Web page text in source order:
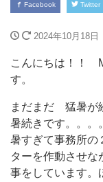
Facebook Twitter
2024年10月18日
こんにちは！！
す。
まだまだ 猛暑が
暑続きです。。。。
暑すぎて事務所の
ターを作動させな
事をしています。